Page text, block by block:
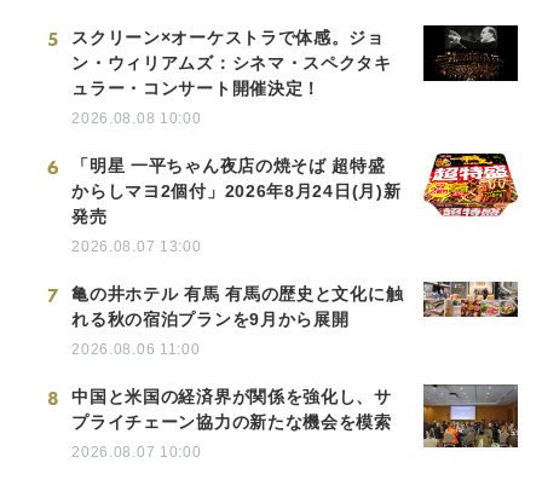
5
スクリーン×オーケストラで体感。ジョ
ン・ウィリアムズ：シネマ・スペクタキ
ュラー・コンサート開催決定！
2026.08.08 10:00
6
「明星 一平ちゃん夜店の焼そば 超特盛
からしマヨ2個付」2026年8月24日(月)新
発売
2026.08.07 13:00
7
亀の井ホテル 有馬 有馬の歴史と文化に触
れる秋の宿泊プランを9月から展開
2026.08.06 11:00
8
中国と米国の経済界が関係を強化し、サ
プライチェーン協力の新たな機会を模索
2026.08.07 10:00